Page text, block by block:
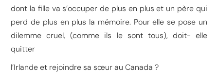
dont la fille va s’occuper de plus en plus et un père qui
perd de plus en plus la mémoire. Pour elle se pose un
dilemme cruel, (comme ils le sont tous), doit- elle
quitter
l’Irlande et rejoindre sa sœur au Canada ?